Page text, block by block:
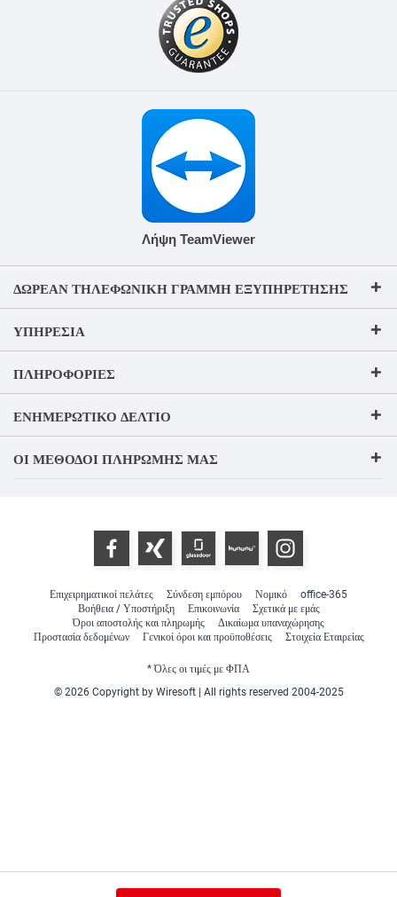
Λήψη TeamViewer
ΔΩΡΕΆΝ ΤΗΛΕΦΩΝΙΚΉ ΓΡΑΜΜΉ ΕΞΥΠΗΡΈΤΗΣΗΣ
ΥΠΗΡΕΣΊΑ
ΠΛΗΡΟΦΟΡΊΕΣ
ΕΝΗΜΕΡΩΤΙΚΌ ΔΕΛΤΊΟ
ΟΙ ΜΈΘΟΔΟΙ ΠΛΗΡΩΜΉΣ ΜΑΣ
Επιχειρηματικοί πελάτες Σύνδεση εμπόρου Νομικό
office-365
Βοήθεια / Υποστήριξη
Επικοινωνία
Σχετικά με εμάς
Όροι αποστολής και πληρωμής
Δικαίωμα υπαναχώρησης
Προστασία δεδομένων
Γενικοί όροι και προϋποθέσεις Στοιχεία Εταιρείας
* Όλες οι τιμές με ΦΠΑ
© 2026 Copyright by Wiresoft | All rights reserved 2004-2025